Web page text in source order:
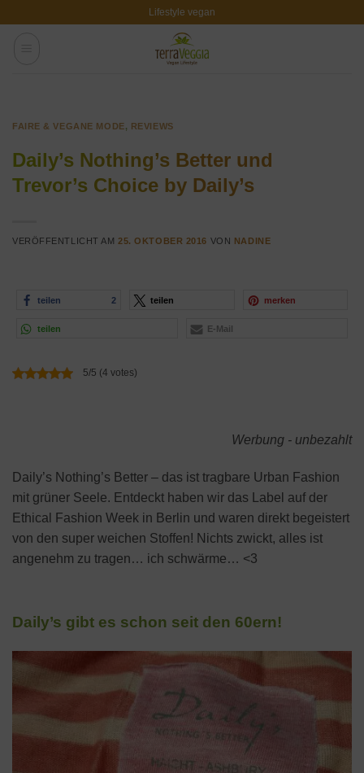
Lifestyle vegan
FAIRE & VEGANE MODE, REVIEWS
Daily’s Nothing’s Better und
Trevor’s Choice by Daily’s
VERÖFFENTLICHT AM 25. OKTOBER 2016 VON NADINE
teilen 2 teilen merken
teilen E-Mail
5/5 (4 votes)
Werbung - unbezahlt
Daily’s Nothing’s Better – das ist tragbare Urban Fashion
mit grüner Seele. Entdeckt haben wir das Label auf der
Ethical Fashion Week in Berlin und waren direkt begeistert
von den super weichen Stoffen! Nichts zwickt, alles ist
angenehm zu tragen… ich schwärme… <3
Daily’s gibt es schon seit den 60ern!